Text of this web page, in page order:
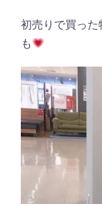
初売りで買っ
も